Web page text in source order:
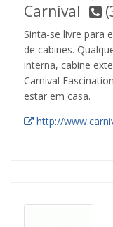
Carnival
Sinta-se livre para
de cabines.
interna, cabine
Carnival
estar em casa.
http://